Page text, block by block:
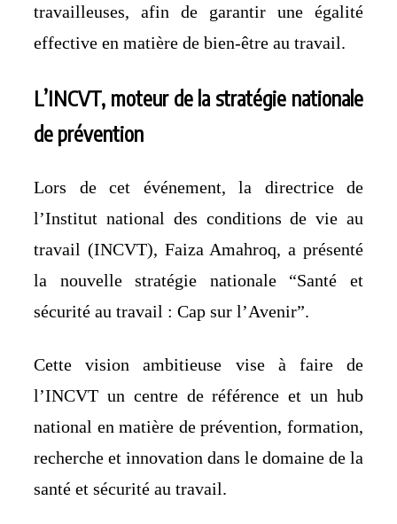
travailleuses, afin de garantir une égalité
effective en matière de bien-être au travail.
L’INCVT, moteur de la stratégie nationale
de prévention
Lors de cet événement, la directrice de
l’Institut national des conditions de vie au
travail (INCVT), Faiza Amahroq, a présenté
la nouvelle stratégie nationale “Santé et
sécurité au travail : Cap sur l’Avenir”.
Cette vision ambitieuse vise à faire de
l’INCVT un centre de référence et un hub
national en matière de prévention, formation,
recherche et innovation dans le domaine de la
santé et sécurité au travail.